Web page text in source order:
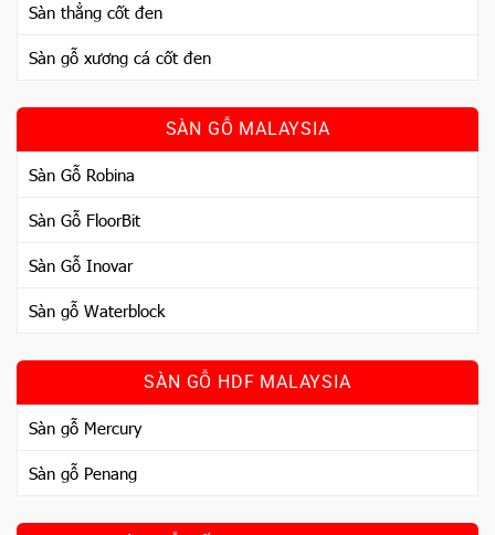
Sàn thẳng cốt đen
Sàn gỗ xương cá cốt đen
SÀN GỖ MALAYSIA
Sàn Gỗ Robina
Sàn Gỗ FloorBit
Sàn Gỗ Inovar
Sàn gỗ Waterblock
SÀN GỖ HDF MALAYSIA
Sàn gỗ Mercury
Sàn gỗ Penang